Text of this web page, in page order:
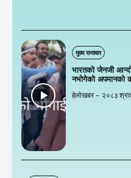
मुख्य समाचार
भारतकाे जेनजी
नभोगेको अपमानकाे
हेलाेखबर - २०८३